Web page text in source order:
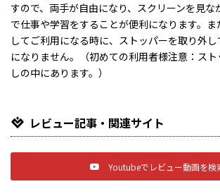
すので、両手が自由になり、スクリーンを見
で仕事や学習をすることが便利になります。ま
してご利用になる時に、ストッパーを取り外
になりません。（初めての利用者様注意：ス
しの中にあります。）
レビュー記事・関連サイト
Youtubeでレビュー動画を検